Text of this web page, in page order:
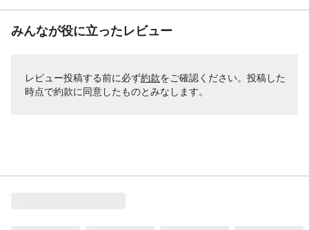
みんなが役に立ったレビュー
レビュー投稿する前に必ず約款をご確認ください。投稿した
時点で約款に同意したものとみなします。